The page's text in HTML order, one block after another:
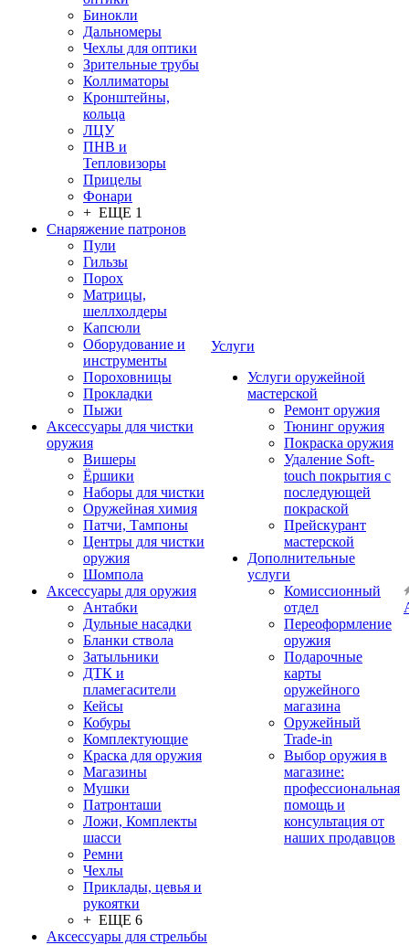
Бинокли
Дальномеры
Чехлы для оптики
Зрительные трубы
Коллиматоры
Кронштейны,
кольца
ЛЦУ
ПНВ и
Тепловизоры
Прицелы
Фонари
+ ЕЩЕ 1
Снаряжение патронов
Пули
Гильзы
Порох
Матрицы,
шеллхолдеры
Капсюли
Оборудование и
инструменты
Пороховницы
Прокладки
Пыжи
Аксессуары для чистки
оружия
Вишеры
Ёршики
Наборы для чистки
Оружейная химия
Патчи, Тампоны
Центры для чистки
оружия
Шомпола
Аксессуары для оружия
Антабки
Дульные насадки
Бланки ствола
Затыльники
ДТК и
пламегасители
Кейсы
Кобуры
Комплектующие
Краска для оружия
Магазины
Мушки
Патронташи
Ложи, Комплекты
шасси
Ремни
Чехлы
Приклады, цевья и
рукоятки
+ ЕЩЕ 6
Аксессуары для стрельбы
Услуги
Услуги оружейной
мастерской
Ремонт оружия
Тюнинг оружия
Покраска оружия
Удаление Soft-
touch покрытия с
последующей
покраской
Прейскурант
мастерской
Дополнительные
услуги
Комиссионный
отдел
Переоформление
оружия
Подарочные
карты
оружейного
магазина
Оружейный
Trade-in
Выбор оружия в
магазине:
профессиональная
помощь и
консультация от
наших продавцов